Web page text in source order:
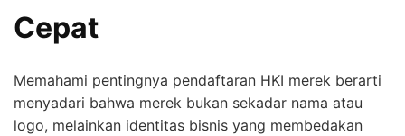
Cepat
Memahami pentingnya pendaftaran HKI merek berarti
menyadari bahwa merek bukan sekadar nama atau
logo, melainkan identitas bisnis yang membedakan